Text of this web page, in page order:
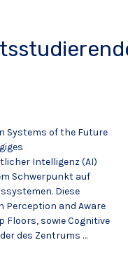
Systems of the Future
Intelligenz (AI)
Schwerpunkt auf
Diese
Perception and Aware
Floors, sowie Cognitive
des Zentrums …